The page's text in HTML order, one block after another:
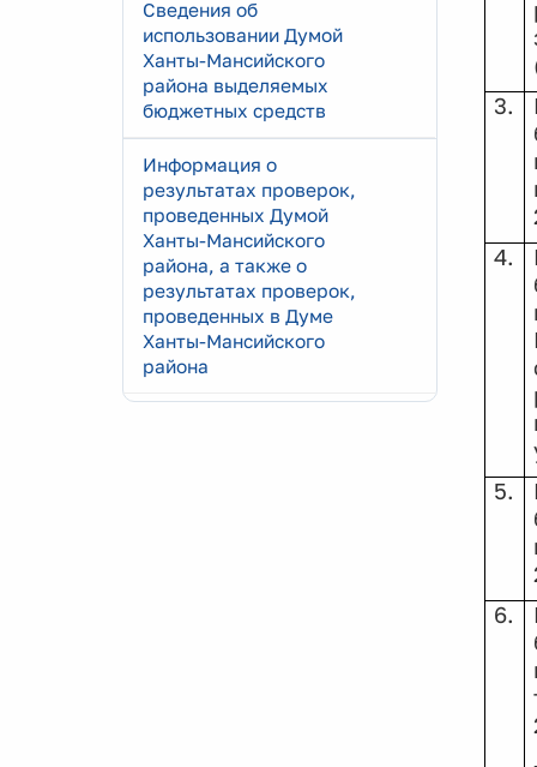
Сведения об
использовании Думой
Ханты-Мансийского
района выделяемых
бюджетных средств
Информация о
результатах проверок,
проведенных Думой
Ханты-Мансийского
района, а также о
результатах проверок,
проведенных в Думе
Ханты-Мансийского
района
3.
4.
5.
6.